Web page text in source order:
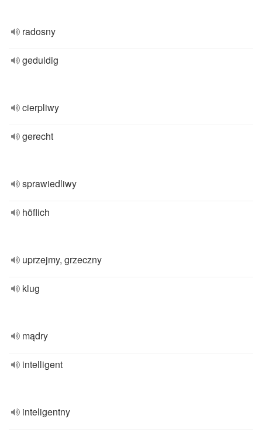
radosny
geduldig
cierpliwy
gerecht
sprawiedliwy
höflich
uprzejmy, grzeczny
klug
mądry
intelligent
inteligentny